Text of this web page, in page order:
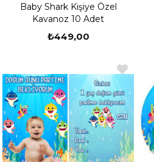
Baby Shark Kişiye Özel
Kavanoz 10 Adet
₺449,00